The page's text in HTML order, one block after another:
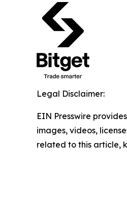
Legal Disclaimer:
EIN Presswire
images, videos,
related to this article,